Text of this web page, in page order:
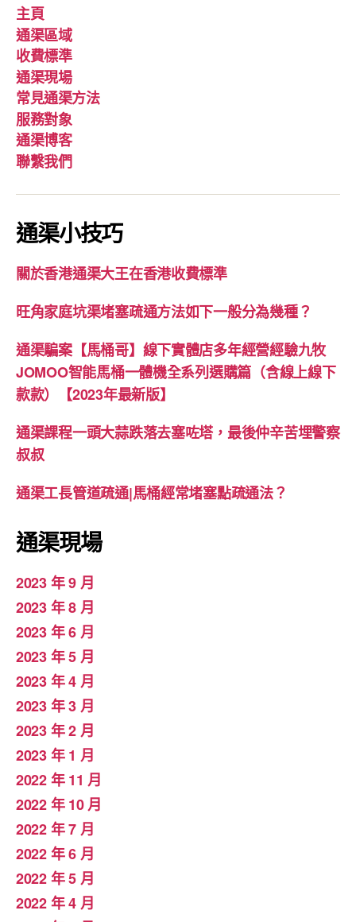
主頁
通渠區域
收費標準
通渠現場
常見通渠方法
服務對象
通渠博客
聯繫我們
通渠小技巧
關於香港通渠大王在香港收費標準
旺角家庭坑渠堵塞疏通方法如下一般分為幾種？
通渠騙案【馬桶哥】線下實體店多年經營經驗九牧
JOMOO智能馬桶一體機全系列選購篇（含線上線下
款款）【2023年最新版】
通渠課程一頭大蒜跌落去塞咗塔，最後仲辛苦埋警察
叔叔
通渠工長管道疏通|馬桶經常堵塞點疏通法？
通渠現場
2023 年 9 月
2023 年 8 月
2023 年 6 月
2023 年 5 月
2023 年 4 月
2023 年 3 月
2023 年 2 月
2023 年 1 月
2022 年 11 月
2022 年 10 月
2022 年 7 月
2022 年 6 月
2022 年 5 月
2022 年 4 月